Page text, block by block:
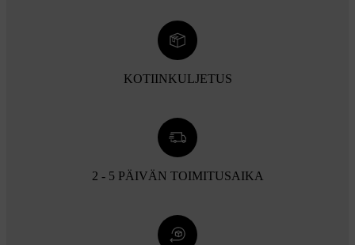
KOTIINKULJETUS
2 - 5 PÄIVÄN TOIMITUSAIKA